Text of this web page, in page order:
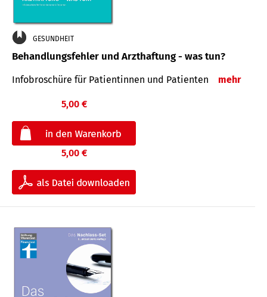
GESUNDHEIT
Behandlungsfehler und Arzthaftung - was tun?
Infobroschüre für Patientinnen und Patienten mehr
5,00 €
5,00 €